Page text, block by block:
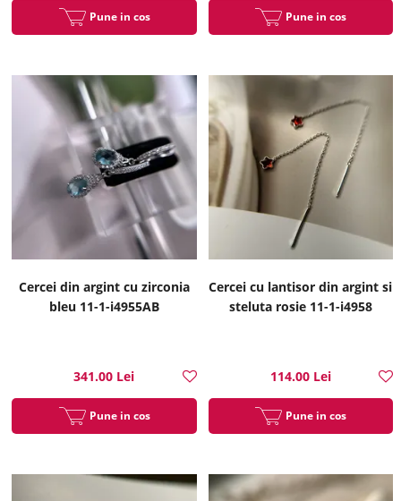
Pune in cos Pune in cos
Cercei din argint cu zirconia
bleu 11-1-i4955AB
341.00 Lei
Pune in cos
Cercei cu lantisor din argint si
steluta rosie 11-1-i4958
114.00 Lei
Pune in cos